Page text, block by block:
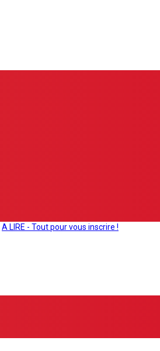
A LIRE - Tout pour vous inscrire !